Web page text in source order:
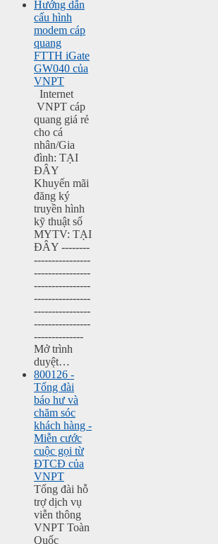
Hướng dẫn
cấu hình
modem cáp
quang
FTTH iGate
GW040 của
VNPT
Internet
VNPT cáp
quang giá rẻ
cho cá
nhân/Gia
đình: TẠI
ĐÂY
Khuyến mãi
đăng ký
truyền hình
kỹ thuật số
MYTV: TẠI
ĐÂY --------
----------------
----------------
----------------
----------------
----------------
----------------
--------------
Mở trình
duyệt…
800126 -
Tổng đài
báo hư và
chăm sóc
khách hàng -
Miễn cước
cuộc gọi từ
ĐTCĐ của
VNPT
Tổng đài hỗ
trợ dịch vụ
viễn thông
VNPT Toàn
Quốc